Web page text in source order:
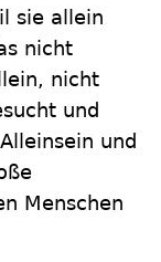
sie allein
nicht
nicht
und
und
Menschen